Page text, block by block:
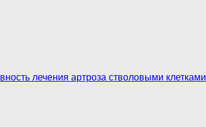
лечения артроза стволовыми клетками